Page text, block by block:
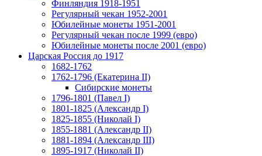
Финляндия 1918-1951
Регулярный чекан 1952-2001
Юбилейные монеты 1951-2001
Регулярный чекан после 1999 (евро)
Юбилейные монеты после 2001 (евро)
Царская Россия до 1917
1682-1762
1762-1796 (Екатерина II)
Сибирские монеты
1796-1801 (Павел I)
1801-1825 (Александр I)
1825-1855 (Николай I)
1855-1881 (Александр II)
1881-1894 (Александр III)
1895-1917 (Николай II)